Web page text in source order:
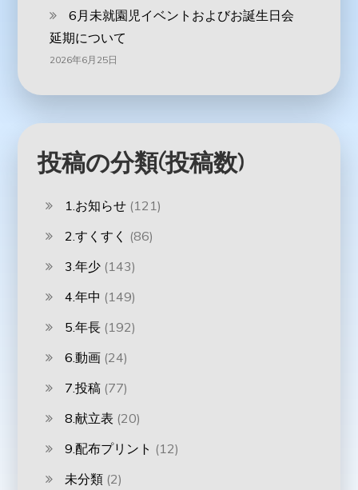
6月未就園児イベントおよびお誕生日会
延期について
2026年6月25日
投稿の分類(投稿数)
1.お知らせ (121)
2.すくすく (86)
3.年少 (143)
4.年中 (149)
5.年長 (192)
6.動画 (24)
7.投稿 (77)
8.献立表 (20)
9.配布プリント (12)
未分類 (2)